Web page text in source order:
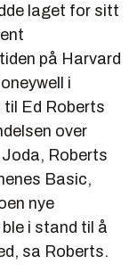
laget for sitt
på Harvard
i
til Ed Roberts
over
Roberts
Basic,
nye
i stand til å
sa Roberts.